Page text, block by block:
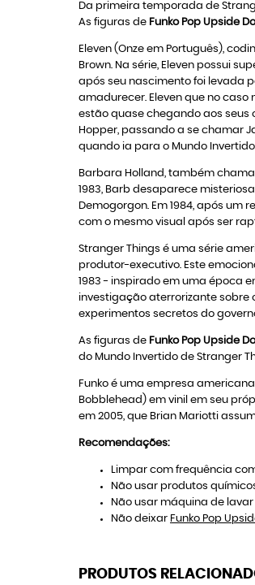
Da primeira temporada de
As figuras de Funko Pop Upside
Eleven (Onze em Português),
Brown. Na série, Eleven possui
após seu nascimento foi levada
amadurecer. Eleven que no
estão quase chegando aos seus
Hopper, passando a se chamar
quando ia para o Mundo
Barbara Holland, também
1983, Barb desaparece
Demogorgon. Em 1984, após
com o mesmo visual após ser
Stranger Things é uma série
produtor-executivo. Este
1983 - inspirado em uma época
investigação aterrorizante sobre
experimentos secretos do
As figuras de Funko Pop Upside
do Mundo Invertido de Stranger
Funko é uma empresa
Bobblehead) em vinil em seu
em 2005, que Brian Mariotti
Recomendações:
Limpar com frequência
Não usar produtos
Não usar máquina de
Não deixar Funko Pop
PRODUTOS